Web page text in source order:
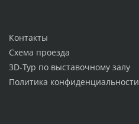
Контакты
Схема проезда
3D-Тур по выставочному залу
Политика конфиденциальности